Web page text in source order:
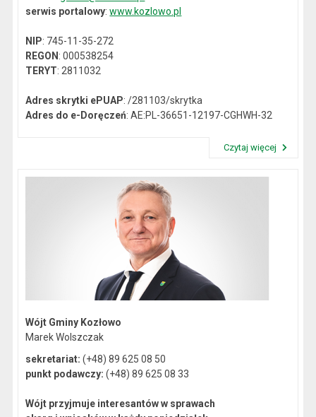
serwis portalowy:www.kozlowo.pl
NIP: 745-11-35-272
REGON: 000538254
TERYT: 2811032
Adres skrytki ePUAP: /281103/skrytka
Adres do e-Doręczeń: AE:PL-36651-12197-CGHWH-32
Czytaj więcej
Wójt Gminy Kozłowo
Marek Wolszczak
sekretariat: (+48) 89 625 08 50
punkt podawczy: (+48) 89 625 08 33
Wójt przyjmuje interesantów w sprawach